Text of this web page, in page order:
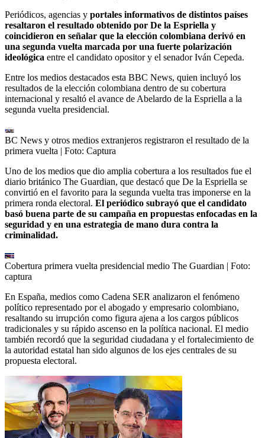
Periódicos, agencias y portales informativos de distintos países
resaltaron el resultado obtenido por De la Espriella y
coincidieron en señalar que la elección colombiana derivó en
una segunda vuelta marcada por una fuerte polarización
ideológica entre el candidato opositor y el senador Iván Cepeda.
Entre los medios destacados esta BBC News, quien incluyó los
resultados de la elección colombiana dentro de su cobertura
internacional y resaltó el avance de Abelardo de la Espriella a la
segunda vuelta presidencial.
BC News y otros medios extranjeros registraron el resultado de la
primera vuelta | Foto: Captura
Uno de los medios que dio amplia cobertura a los resultados fue el
diario británico The Guardian, que destacó que De la Espriella se
convirtió en el favorito para la segunda vuelta tras imponerse en la
primera ronda electoral. El periódico subrayó que el candidato
basó buena parte de su campaña en propuestas enfocadas en la
seguridad y en una estrategia de mano dura contra la
criminalidad.
Cobertura primera vuelta presidencial medio The Guardian | Foto:
captura
En España, medios como Cadena SER analizaron el fenómeno
político representado por el abogado y empresario colombiano,
resaltando su irrupción como figura ajena a los cargos públicos
tradicionales y su rápido ascenso en la política nacional. El medio
también recordó que la seguridad ciudadana y el fortalecimiento de
la autoridad estatal han sido algunos de los ejes centrales de su
propuesta electoral.